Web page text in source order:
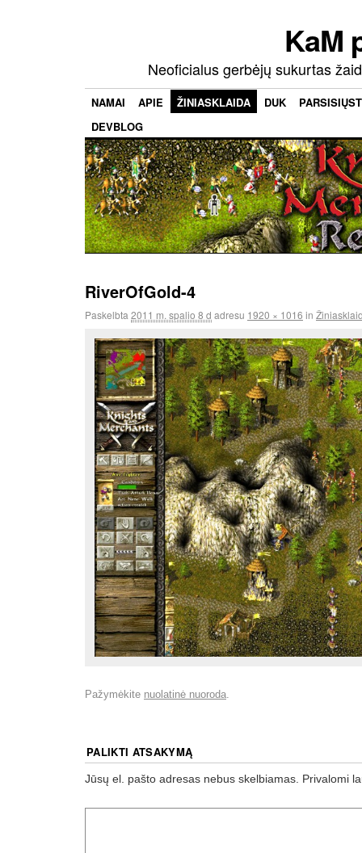
KaM
Neoficialus gerbėjų sukurtas
NAMAI APIE ŽINIASKLAIDA DUK
DEVBLOG
RiverOfGold-4
Paskelbta 2011 m. spalio 8 d adresu 1920 × 1016 in
Pažymėkite nuolatinė nuoroda
PALIKTI ATSAKYMĄ
Jūsų el. pašto adresas nebus skelbiamas. Privalomi